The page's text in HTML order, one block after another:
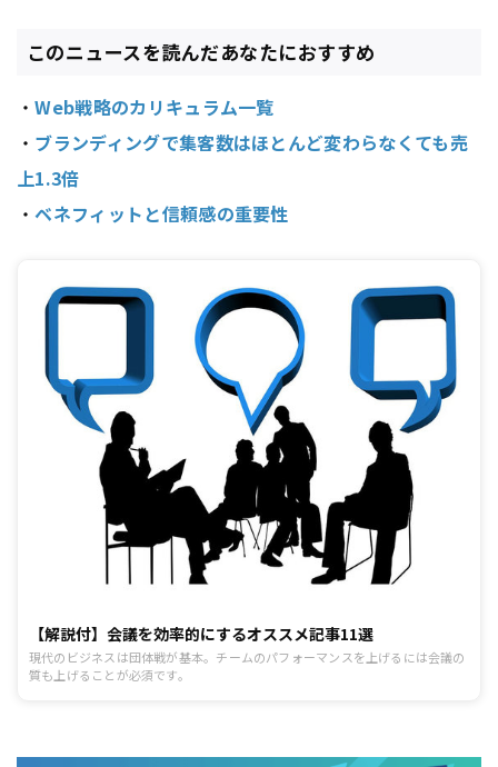
このニュースを読んだあなたにおすすめ
・Web戦略のカリキュラム一覧
・ ブランディングで集客数はほとんど変わらなくても売
上1.3倍
・ベネフィットと信頼感の重要性
【解説付】会議を効率的にするオススメ記事11選
現代のビジネスは団体戦が基本。チームのパフォーマンスを上げるには会議の
質も上げることが必須です。